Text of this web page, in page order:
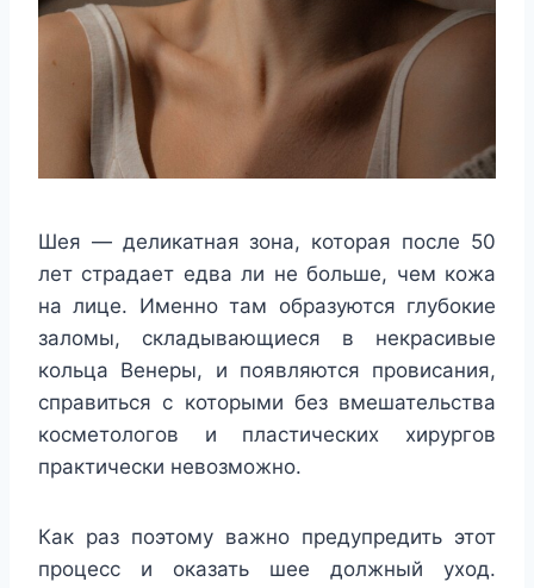
Шея — деликатная зона, которая после 50
лет страдает едва ли не больше, чем кожа
на лице. Именно там образуются глубокие
заломы, складывающиеся в некрасивые
кольца Венеры, и появляются провисания,
справиться с которыми без вмешательства
косметологов и пластических хирургов
практически невозможно.
Как раз поэтому важно предупредить этот
процесс и оказать шее должный уход.